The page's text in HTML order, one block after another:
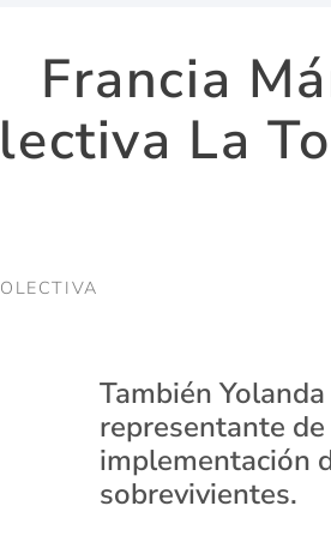
Francia
La
También
representante
implementación
sobrevivientes.